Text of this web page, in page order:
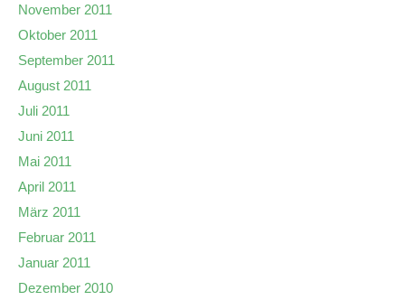
November 2011
Oktober 2011
September 2011
August 2011
Juli 2011
Juni 2011
Mai 2011
April 2011
März 2011
Februar 2011
Januar 2011
Dezember 2010